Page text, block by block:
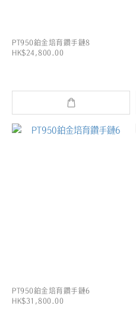
PT950鉑金培育鑽手鏈8
HK$24,800.00
PT950鉑金培育鑽手鏈6
HK$31,800.00